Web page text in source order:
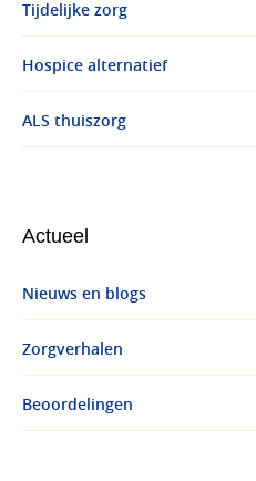
Tijdelijke zorg
Hospice alternatief
ALS thuiszorg
Actueel
Nieuws en blogs
Zorgverhalen
Beoordelingen